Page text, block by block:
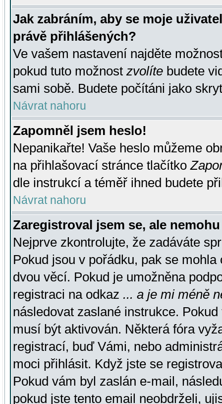
Jak zabráním, aby se moje
právě přihlášených?
Ve vašem nastavení najděte
pokud tuto možnost zvolíte budete
sami sobě. Budete počítáni jako
Návrat nahoru
Zapomněl jsem heslo!
Nepanikařte! Vaše heslo můžeme
na přihlašovací stránce tlačítko
dle instrukcí a téměř ihned budete
Návrat nahoru
Zaregistroval jsem se, ale
Nejprve zkontrolujte, že zadáváte
Pokud jsou v pořádku, pak se
dvou věcí. Pokud je umožněna
registraci na odkaz ... a je mi méně
následovat zaslané instrukce.
musí být aktivován. Některá fóra
registrací, buď Vámi, nebo
moci přihlásit. Když jste se
Pokud vám byl zaslán e-mail,
pokud jste tento email neobdrželi,